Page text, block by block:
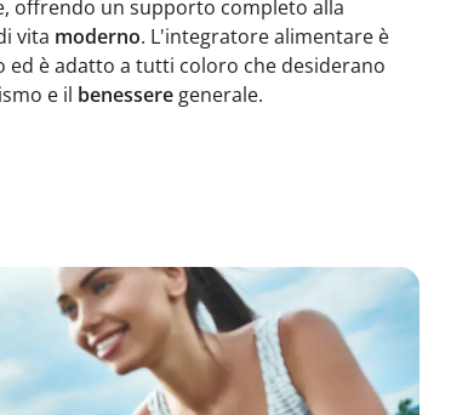
offrendo un supporto completo alla
vita moderno. L'integratore alimentare è
è adatto a tutti coloro che desiderano
e il benessere generale.